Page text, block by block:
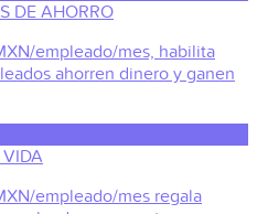
DE AHORRO
empleado/mes, habilita
ahorren dinero y ganen
VIDA
empleado/mes regala